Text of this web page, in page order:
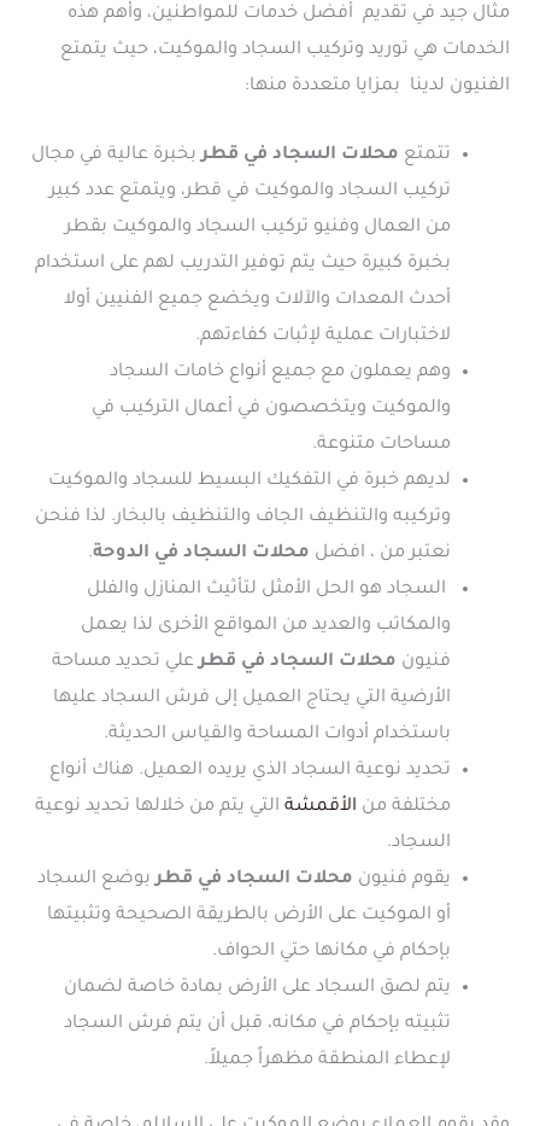
مثال جيد في تقديم أفضل خدمات للمواطنين، وأهم هذه
الخدمات هي توريد وتركيب السجاد والموكيت، حيث يتمتع
الفنيون لدينا بمزايا متعددة منها:
تتمتع محلات السجاد في قطربخبرة عالية في مجال
تركيب السجاد والموكيت في قطر، ويتمتع عدد كبير
من العمال وفنيو تركيب السجاد والموكيت بقطر
بخبرة كبيرة حيث يتم توفير التدريب لهم على استخدام
أحدث المعدات والآلات ويخضع جميع الفنيين أولا
لاختبارات عملية لإثبات كفاءتهم.
وهم يعملون مع جميع أنواع خامات السجاد
والموكيت ويتخصصون في أعمال التركيب في
مساحات متنوعة.
لديهم خبرة في التفكيك البسيط للسجاد والموكيت
وتركيبه والتنظيف الجاف والتنظيف بالبخار. لذا فنحن
نعتبر من ، افضل محلات السجاد في الدوحة.
السجاد هو الحل الأمثل لتأثيث المنازل والفلل
والمكاتب والعديد من المواقع الأخرى لذا يعمل
فنيون محلات السجاد في قطرعلي تحديد مساحة
الأرضية التي يحتاج العميل إلى فرش السجاد عليها
باستخدام أدوات المساحة والقياس الحديثة.
تحديد نوعية السجاد الذي يريده العميل. هناك أنواع
مختلفة من الأقمشة التي يتم من خلالها تحديد نوعية
السجاد.
يقوم فنيون محلات السجاد في قطربوضع السجاد
أو الموكيت على الأرض بالطريقة الصحيحة وتثبيتها
بإحكام في مكانها حتي الحواف.
يتم لصق السجاد على الأرض بمادة خاصة لضمان
تثبيته بإحكام في مكانه، قبل أن يتم فرش السجاد
لإعطاء المنطقة مظهراً جميلاً.